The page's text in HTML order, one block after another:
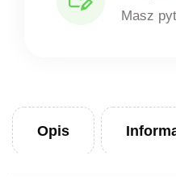
Masz
Opis